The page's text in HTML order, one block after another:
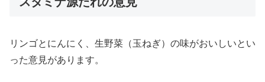
リンゴとにんにく、生野菜（玉ねぎ）の味がおいしいとい
った意見があります。